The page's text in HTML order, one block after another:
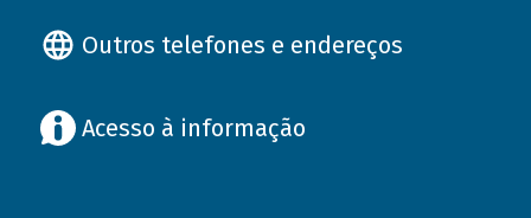
Outros telefones e endereços
Acesso à informação